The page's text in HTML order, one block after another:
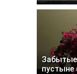
Забытые
пустыне